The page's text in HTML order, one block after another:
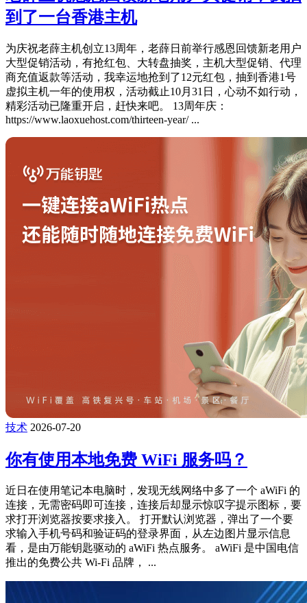
到了一台香港主机
为庆祝老薛主机创立13周年，老薛日前举行感恩回馈新老用户
大型促销活动，有抢红包、大转盘抽奖，主机大型促销、代理
商充值返款等活动，我幸运地抢到了12元红包，抽到香港1号
虚拟主机一年的使用权，活动截止10月31日，心动不如行动，
精彩活动已隆重开启，赶快来吧。 13周年庆：
https://www.laoxuehost.com/thirteen-year/ ...
技术 2026-07-20
你有使用本地免费 WiFi 服务吗？
近日在使用笔记本电脑时，发现无线网络中多了一个 aWiFi 的
连接，无需密码即可连接，连接后却显示惊叹字提示图标，要
求打开浏览器按要求接入。 打开默认浏览器，弹出了一个要
求输入手机号码和验证码的登录界面，从左边图片显示信息
看，是由万能钥匙驱动的 aWiFi 热点服务。 aWiFi 是中国电信
推出的免费公共 Wi-Fi 品牌， ...